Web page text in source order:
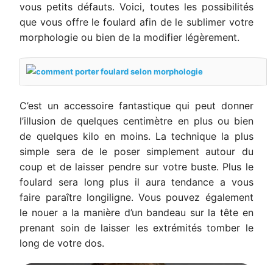
vous petits défauts. Voici, toutes les possibilités
que vous offre le foulard afin de le sublimer votre
morphologie ou bien de la modifier légèrement.
C’est un accessoire fantastique qui peut donner
l’illusion de quelques centimètre en plus ou bien
de quelques kilo en moins. La technique la plus
simple sera de le poser simplement autour du
coup et de laisser pendre sur votre buste. Plus le
foulard sera long plus il aura tendance a vous
faire paraître longiligne. Vous pouvez également
le nouer a la manière d’un bandeau sur la tête en
prenant soin de laisser les extrémités tomber le
long de votre dos.